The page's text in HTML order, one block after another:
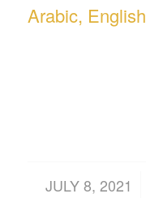
Arabic, English
JULY 8, 2021
/